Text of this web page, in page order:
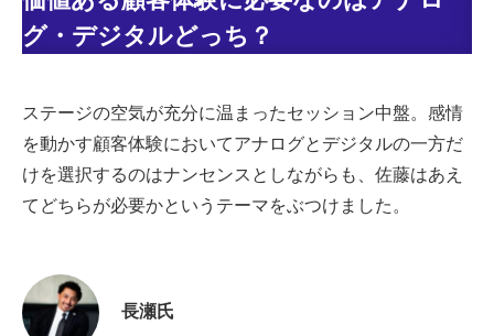
グ・デジタルどっち？
ステージの空気が充分に温まったセッション中盤。感情
を動かす顧客体験においてアナログとデジタルの一方だ
けを選択するのはナンセンスとしながらも、佐藤はあえ
てどちらが必要かというテーマをぶつけました。
長瀬氏